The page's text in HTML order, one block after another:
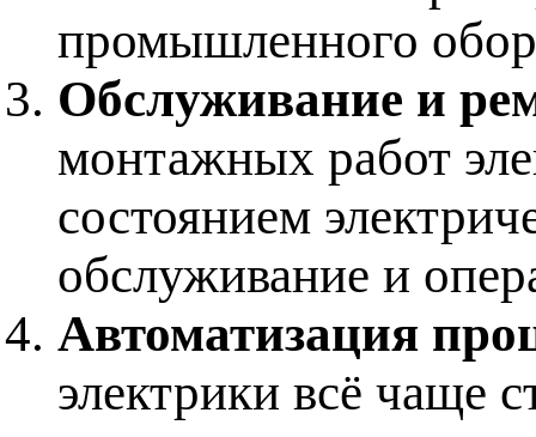
промышленного
Обслуживание и
монтажных работ
состоянием
обслуживание и
Автоматизация
электрики всё чаще